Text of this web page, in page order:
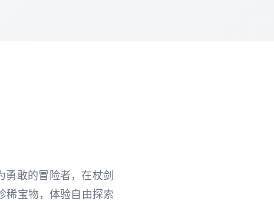
敢的冒险者，在杖剑
稀宝物，体验自由探索